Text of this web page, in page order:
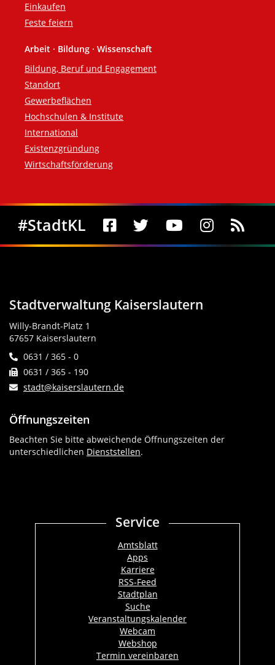
Einkaufen
Feste feiern
Arbeit · Bildung · Wissenschaft
Bildung, Beruf und Engagement
Standort
Gewerbeflächen
Hochschulen & Institute
International
Existenzgründung
Wirtschaftsförderung
Social Media
#StadtKL
Stadtverwaltung Kaiserslautern
Willy-Brandt-Platz 1
67657 Kaiserslautern
0631 / 365 - 0
0631 / 365 - 190
stadt@kaiserslautern.de
Öffnungszeiten
Beachten Sie bitte abweichende Öffnungszeiten der
unterschiedlichen Dienststellen.
Service
Amtsblatt
Apps
Karriere
RSS-Feed
Stadtplan
Suche
Veranstaltungskalender
Webcam
Webshop
Termin vereinbaren